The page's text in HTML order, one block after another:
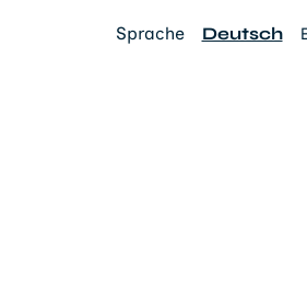
Sprache Deutsch